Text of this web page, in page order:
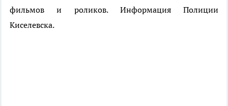
фильмов и роликов. Информация Полиции
Киселевска.